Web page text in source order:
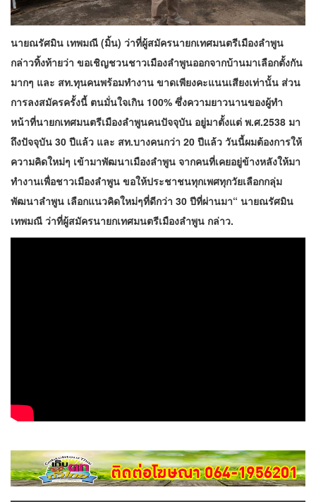
นายณรัศมิน เทพมณี (มิ้น) ว่าที่ผู้สมัครนายกเทศมนตรีเมืองลำพูน
กล่าวทิ้งท้ายว่า ขอเชิญชวนชาวเมืองลำพูนออกจากบ้านมาเลือกตั้งกัน
มากๆ และ สท.ทุนคนพร้อมทำงาน ขาดเพียงคะแนนเสียงเท่านั้น ส่วน
การลงสมัครครั้งนี้ ตนมั่นใจเกิน 100% ซึ่งความยาวนานของผู้ทำ
หน้าที่นายกเทศมนตรีเมืองลำพูนคนปัจจุบัน อยู่มาตั้งแต่ พ.ศ.2538 มา
ถึงปัจจุบัน 30 ปีแล้ว และ สท.บางคนกว่า 20 ปีแล้ว วันนี้ผมต้องการให้
ความคิดใหม่ๆ เข้ามาพัฒนาเมืองลำพูน จากคนที่เคยอยู่ข้างหลังให้มา
ทำงานเพื่อชาวเมืองลำพูน ขอให้ประชาชนทุกเพศทุกวัยเลือกกลุ่ม
พัฒนาลำพูน เลือกแนวคิดใหม่ๆที่ดีกว่า 30 ปีที่ผ่านมา“ นายณรัศมิน
เทพมณี ว่าที่ผู้สมัครนายกเทศมนตรีเมืองลำพูน กล่าว.